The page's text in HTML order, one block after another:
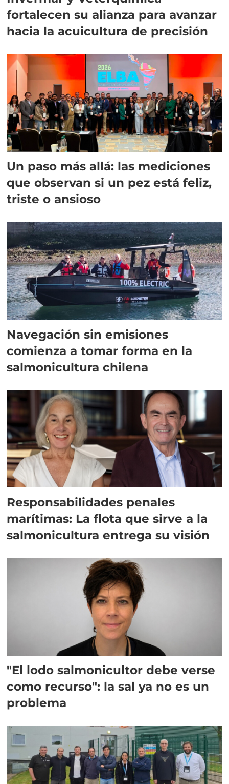
fortalecen su alianza para avanzar
hacia la acuicultura de precisión
Un paso más allá: las mediciones
que observan si un pez está feliz,
triste o ansioso
Navegación sin emisiones
comienza a tomar forma en la
salmonicultura chilena
Responsabilidades penales
marítimas: La flota que sirve a la
salmonicultura entrega su visión
"El lodo salmonicultor debe verse
como recurso": la sal ya no es un
problema